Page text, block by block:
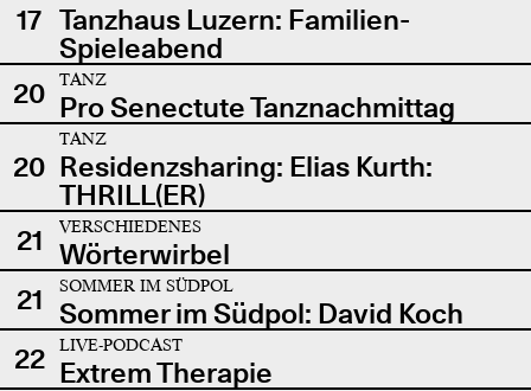
17 Tanzhaus Luzern: Familien-
Spieleabend
20
TANZ
Pro Senectute Tanznachmittag
20
TANZ
Residenzsharing: Elias Kurth:
THRILL(ER)
21
VERSCHIEDENES
Wörterwirbel
21
SOMMER IM SÜDPOL
Sommer im Südpol: David Koch
22
LIVE-PODCAST
Extrem Therapie